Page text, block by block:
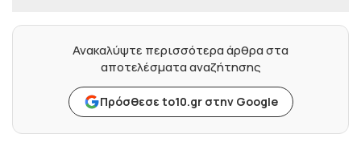
Ανακαλύψτε περισσότερα άρθρα στα
αποτελέσματα αναζήτησης
Πρόσθεσε to10.gr στην Google